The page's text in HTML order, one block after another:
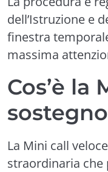
dell’Istruzione e
finestra
massima
Cos’è la
sostegno
La Mini call
straordinaria